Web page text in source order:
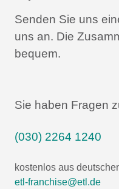
Senden Sie uns
uns an. Die
bequem.
Sie haben Fragen
(030) 2264 1240
kostenlos aus
etl-franchise@etl.de